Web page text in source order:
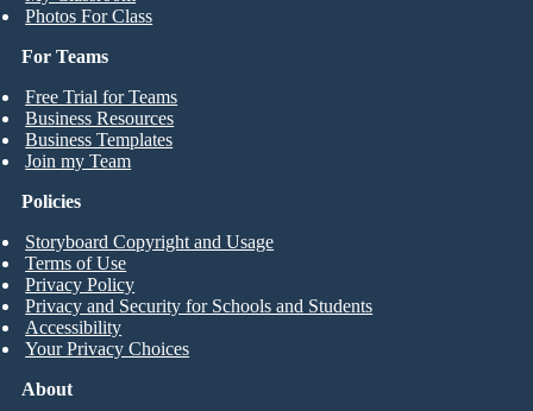
Photos For Class
For Teams
Free Trial for Teams
Business Resources
Business Templates
Join my Team
About
Policies
Storyboard Copyright and Usage
Terms of Use
Privacy Policy
Privacy and Security for Schools and Students
Accessibility
Your Privacy Choices